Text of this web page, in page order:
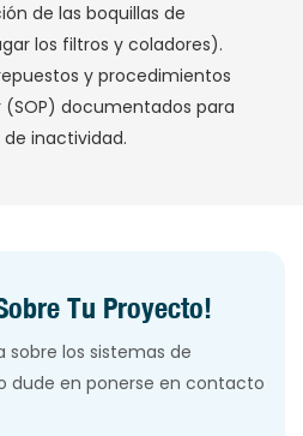
de las boquillas de
los filtros y coladores).
y procedimientos
documentados para
inactividad.
Tu Proyecto!
sobre los sistemas de
dude en ponerse en contacto